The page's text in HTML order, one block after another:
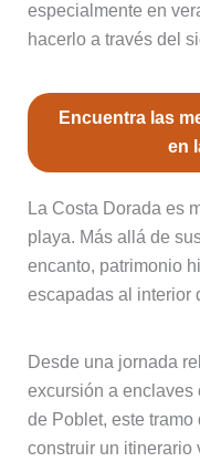
especialmente en
hacerlo a través del
Encuentra las
en
La Costa Dorada es
playa. Más allá de
encanto, patrimonio
escapadas al interior
Desde una jornada
excursión a enclaves
de Poblet, este
construir un itinerario